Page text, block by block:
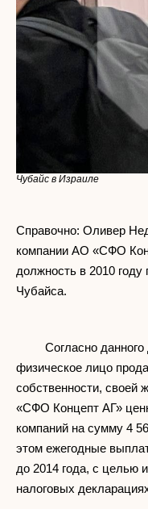
Чубайс в Израиле
Справочно: Оливер
компании АО «СФО
должность в 2010
Чубайса.
Согласно данного
физическое лицо
собственности, своей
«СФО Концепт АГ»
компаний на сумму 4
этом ежегодные
до 2014 года, с целью
налоговых